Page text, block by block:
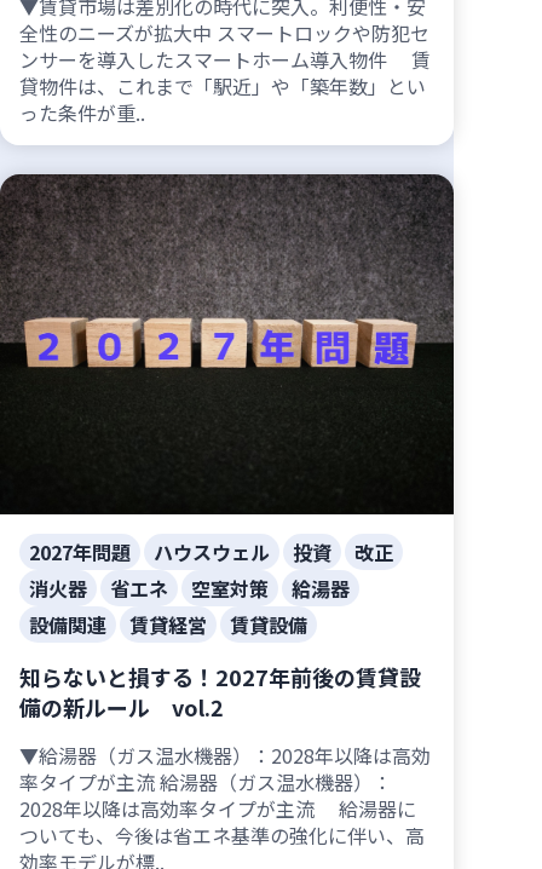
▼賃貸市場は差別化の時代に突入。利便性・安
全性のニーズが拡大中 スマートロックや防犯セ
ンサーを導入したスマートホーム導入物件 賃
貸物件は、これまで「駅近」や「築年数」とい
った条件が重..
2027年問題 ハウスウェル 投資
改正
消火器
省エネ 空室対策
給湯器
設備関連
賃貸経営 賃貸設備
知らないと損する！2027年前後の賃貸設
備の新ルール vol.2
▼給湯器（ガス温水機器）：2028年以降は高効
率タイプが主流 給湯器（ガス温水機器）：
2028年以降は高効率タイプが主流 給湯器に
ついても、今後は省エネ基準の強化に伴い、高
効率モデルが標..